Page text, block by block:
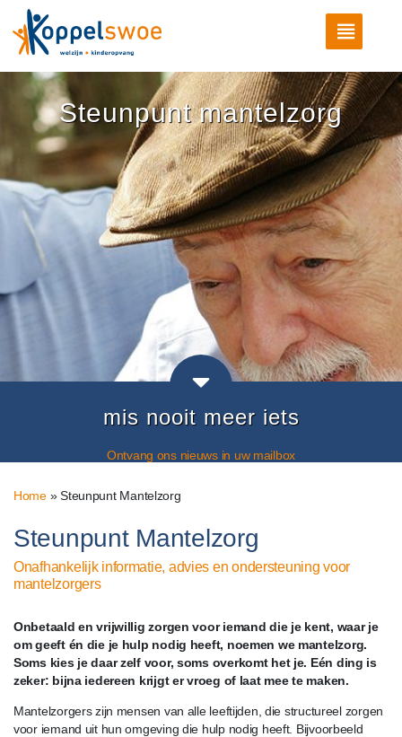
Steunpunt mantelzorg
mis nooit meer iets
Ontvang ons nieuws in uw mailbox
Home»Steunpunt Mantelzorg
Steunpunt Mantelzorg
Onafhankelijk informatie, advies en ondersteuning voor
mantelzorgers
Onbetaald en vrijwillig zorgen voor iemand die je kent, waar je
om geeft én die je hulp nodig heeft, noemen we mantelzorg.
Soms kies je daar zelf voor, soms overkomt het je. Eén ding is
zeker: bijna iedereen krijgt er vroeg of laat mee te maken.
Mantelzorgers zijn mensen van alle leeftijden, die structureel zorgen
voor iemand uit hun omgeving die hulp nodig heeft. Bijvoorbeeld